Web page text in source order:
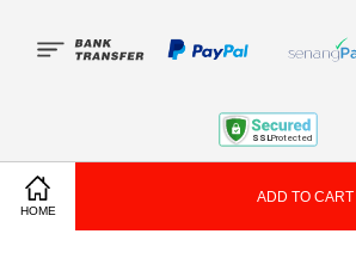
HOME
ADD TO CART
Terms of Service Refund and